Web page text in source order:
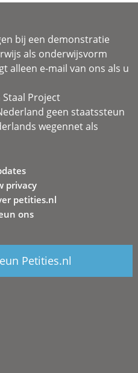
bij een demonstratie
als onderwijsvorm
alleen e-mail van ons als u
Staal Project
geen staatssteun
wegennet als
privacy
petities.nl
ons
Petities.nl